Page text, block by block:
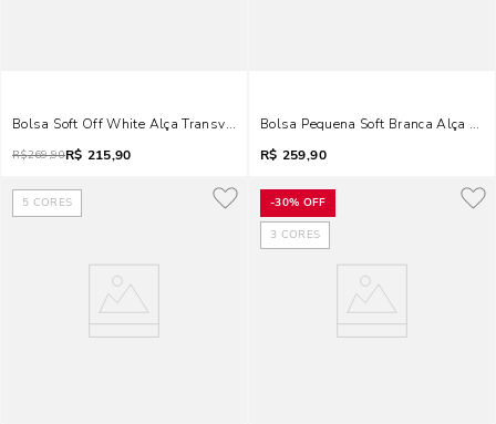
Bolsa Soft Off White Alça Transversal
R$269,90R$ 215,90
Bolsa Pequena Soft Branca Alça
R$ 259,90
5 CORES -30% OFF
3 CORES